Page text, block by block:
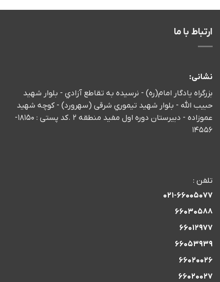
ارتباط با ما
نشانی:
بزرگراه يادگار امام(ره) - نرسيده به تقاطع آزادي - بلوار شهید
حبیب الله - بلوار شهيد تيموري شرقی (سهرورد) - كوچه شهيد
عموزاده - دبیرستان دوره اول مفید منطقه 2 .کد پستی : 18150-
14556
تلفن :
021-66005077
66030588
66012977
66053939
66020026
66020027